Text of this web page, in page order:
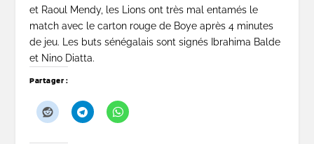
et Raoul Mendy, les Lions ont très mal entamés le
match avec le carton rouge de Boye après 4 minutes
de jeu. Les buts sénégalais sont signés Ibrahima Balde
et Nino Diatta.
Partager :